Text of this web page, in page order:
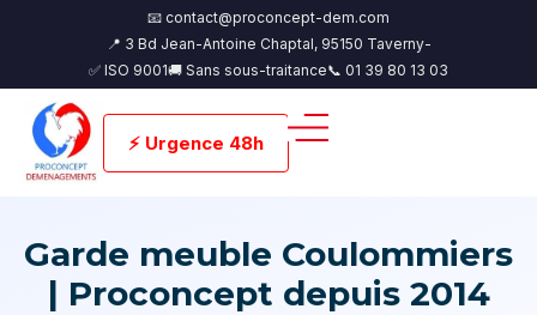
📧 contact@proconcept-dem.com
📍 3 Bd Jean-Antoine Chaptal, 95150 Taverny-
✅ ISO 9001🚚 Sans sous-traitance📞 01 39 80 13 03
⚡ Urgence 48h
Garde meuble Coulommiers
| Proconcept depuis 2014